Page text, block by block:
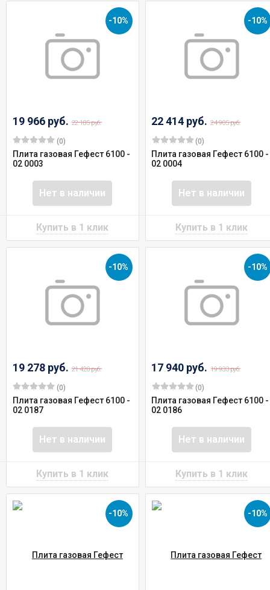
-10%
19 966 руб. 22 185 руб.
(0)
Плита газовая Гефест 6100 -
02 0003
Нет в наличии
-10%
22 414 руб. 24 905 руб.
(0)
Плита газовая Гефест 6100 -
02 0004
Нет в наличии
-10%
19 278 руб. 21 420 руб.
(0)
Плита газовая Гефест 6100 -
02 0187
Нет в наличии
-10%
17 940 руб. 19 933 руб.
(0)
Плита газовая Гефест 6100 -
02 0186
Нет в наличии
-10% -10%